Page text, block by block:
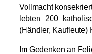
Vollmacht
lebten 200
(Händler, Kaufleute)
Im Gedenken an